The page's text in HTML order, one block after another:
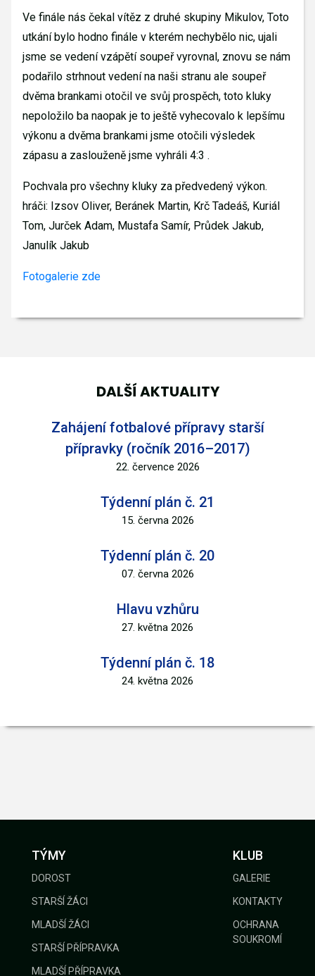
Ve finále nás čekal vítěz z druhé skupiny Mikulov, Toto
utkání bylo hodno finále v kterém nechybělo nic, ujali
jsme se vedení vzápětí soupeř vyrovnal, znovu se nám
podařilo strhnout vedení na naši stranu ale soupeř
dvěma brankami otočil ve svůj prospěch, toto kluky
nepoložilo ba naopak je to ještě vyhecovalo k lepšímu
výkonu a dvěma brankami jsme otočili výsledek
zápasu a zaslouženě jsme vyhráli 4:3 .
Pochvala pro všechny kluky za předvedený výkon.
hráči: Izsov Oliver, Beránek Martin, Krč Tadeáš, Kuriál
Tom, Jurček Adam, Mustafa Samír, Průdek Jakub,
Janulík Jakub
Fotogalerie zde
DALŠÍ AKTUALITY
Zahájení fotbalové přípravy starší
přípravky (ročník 2016–2017)
22. července 2026
Týdenní plán č. 21
15. června 2026
Týdenní plán č. 20
07. června 2026
Hlavu vzhůru
27. května 2026
Týdenní plán č. 18
24. května 2026
TÝMY
DOROST
STARŠÍ ŽÁCI
MLADŠÍ ŽÁCI
STARŠÍ PŘÍPRAVKA
MLADŠÍ PŘÍPRAVKA
KLUB
GALERIE
KONTAKTY
OCHRANA
SOUKROMÍ